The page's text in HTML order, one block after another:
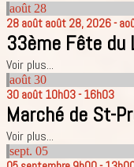
août 28
28 août août 28, 2026 -
33ème Fête du
Voir plus...
août 30
30 août 10h03 - 16h03
Marché de St-
Voir plus...
sept. 05